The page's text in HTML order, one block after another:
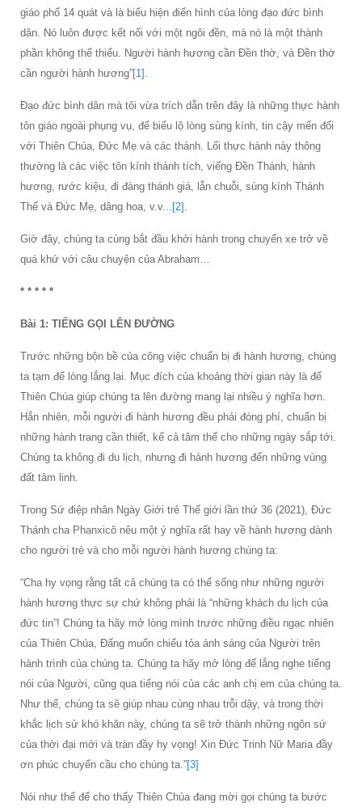
giáo phổ 14 quát và là biểu hiện điển hình của lòng đạo đức bình
dân. Nó luôn được kết nối với một ngôi đền, mà nó là một thành
phần không thể thiếu. Người hành hương cần Đền thờ, và Đền thờ
cần người hành hương”[1] .
Đạo đức bình dân mà tôi vừa trích dẫn trên đây là những thực hành
tôn giáo ngoài phụng vụ, để biểu lộ lòng sùng kính, tin cậy mến đối
với Thiên Chúa, Đức Mẹ và các thánh. Lối thực hành này thông
thường là các việc tôn kính thánh tích, viếng Đền Thánh, hành
hương, rước kiệu, đi đàng thánh giá, lẫn chuỗi, sùng kính Thánh
Thể và Đức Mẹ, dâng hoa, v.v... [2] .
Giờ đây, chúng ta cùng bắt đầu khởi hành trong chuyến xe trở về
quá khứ với câu chuyện của Abraham…
* * * * *
Bài 1: TIẾNG GỌI LÊN ĐƯỜNG
Trước những bộn bề của công việc chuẩn bị đi hành hương, chúng
ta tạm để lòng lắng lại. Mục đích của khoảng thời gian này là để
Thiên Chúa giúp chúng ta lên đường mang lại nhiều ý nghĩa hơn.
Hẳn nhiên, mỗi người đi hành hương đều phải đóng phí, chuẩn bị
những hành trang cần thiết, kể cả tâm thế cho những ngày sắp tới.
Chúng ta không đi du lịch, nhưng đi hành hương đến những vùng
đất tâm linh.
Trong Sứ điệp nhân Ngày Giới trẻ Thế giới lần thứ 36 (2021), Đức
Thánh cha Phanxicô nêu một ý nghĩa rất hay về hành hương dành
cho người trẻ và cho mỗi người hành hương chúng ta:
“Cha hy vọng rằng tất cả chúng ta có thể sống như những người
hành hương thực sự chứ không phải là “những khách du lịch của
đức tin”! Chúng ta hãy mở lòng mình trước những điều ngạc nhiên
của Thiên Chúa, Đấng muốn chiếu tỏa ánh sáng của Người trên
hành trình của chúng ta. Chúng ta hãy mở lòng để lắng nghe tiếng
nói của Người, cũng qua tiếng nói của các anh chị em của chúng ta.
Như thế, chúng ta sẽ giúp nhau cùng nhau trỗi dậy, và trong thời
khắc lịch sử khó khăn này, chúng ta sẽ trở thành những ngôn sứ
của thời đại mới và tràn đầy hy vọng! Xin Đức Trinh Nữ Maria đầy
ơn phúc chuyển cầu cho chúng ta.”[3]
Nói như thế để cho thấy Thiên Chúa đang mời gọi chúng ta bước